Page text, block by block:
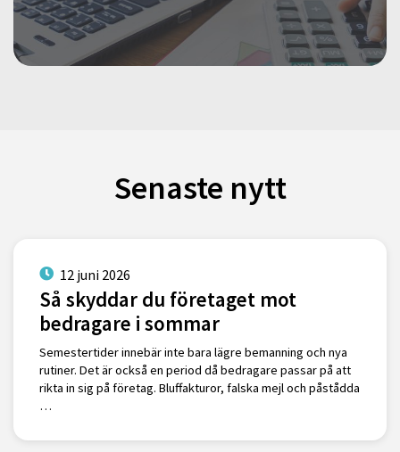
Senaste nytt
12 juni 2026
Så skyddar du företaget mot
bedragare i sommar
Semestertider innebär inte bara lägre bemanning och nya
rutiner. Det är också en period då bedragare passar på att
rikta in sig på företag. Bluffakturor, falska mejl och påstådda
…